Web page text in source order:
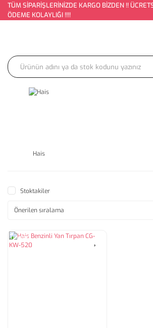
TÜM SİPARİŞLERİNİZDE KARGO BİZDEN !!
ÖDEME KOLAYLIĞI !!!!
Hais
Stoktakiler
Tükendi